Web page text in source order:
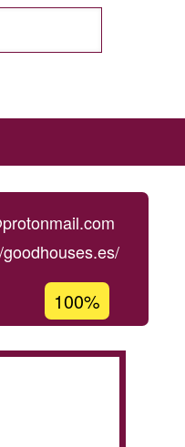
Porcentaje
de
aceptación
100%